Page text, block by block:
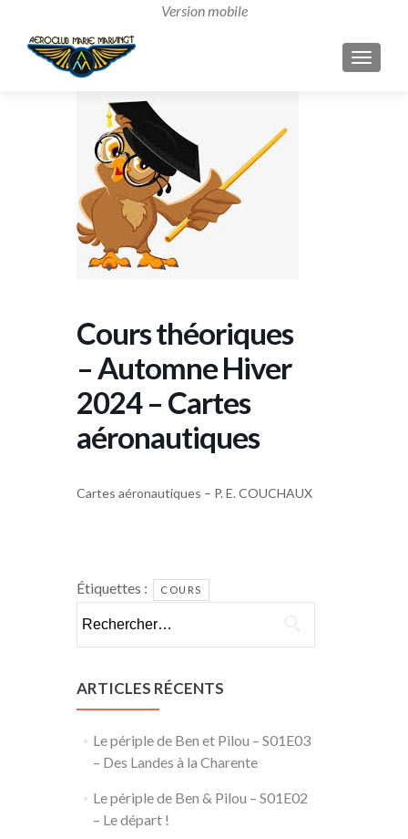
Cours théoriques
– Automne Hiver
2024 – Cartes
aéronautiques
Cartes aéronautiques – P. E. COUCHAUX
Étiquettes : COURS
ARTICLES RÉCENTS
Le périple de Ben et Pilou – S01E03
– Des Landes à la Charente
Le périple de Ben & Pilou – S01E02
– Le départ !